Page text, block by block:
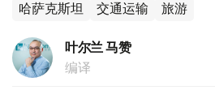
哈萨克斯坦 交通运输 旅游
叶尔兰 马赞
编译